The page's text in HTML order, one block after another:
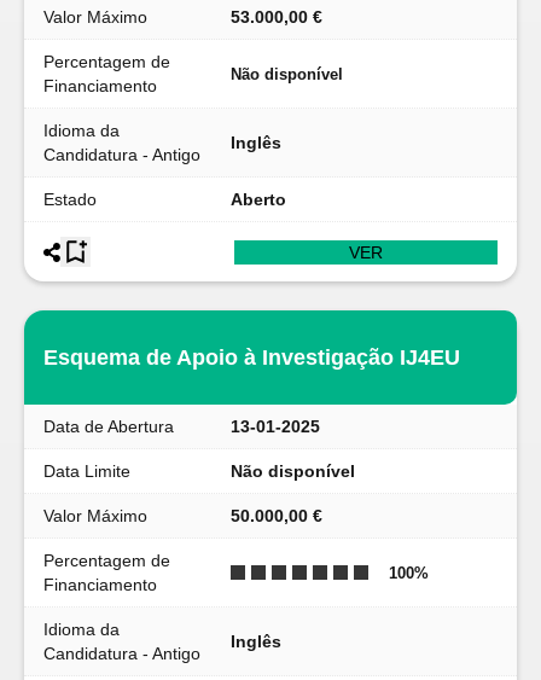
Valor Máximo 53.000,00 €
Percentagem de
Financiamento
Não disponível
Idioma da
Candidatura - Antigo
Inglês
Estado Aberto
VER
Esquema de Apoio à Investigação IJ4EU
Data de Abertura 13-01-2025
Data Limite Não disponível
Valor Máximo 50.000,00 €
Percentagem de
Financiamento
100%
Idioma da
Candidatura - Antigo
Inglês